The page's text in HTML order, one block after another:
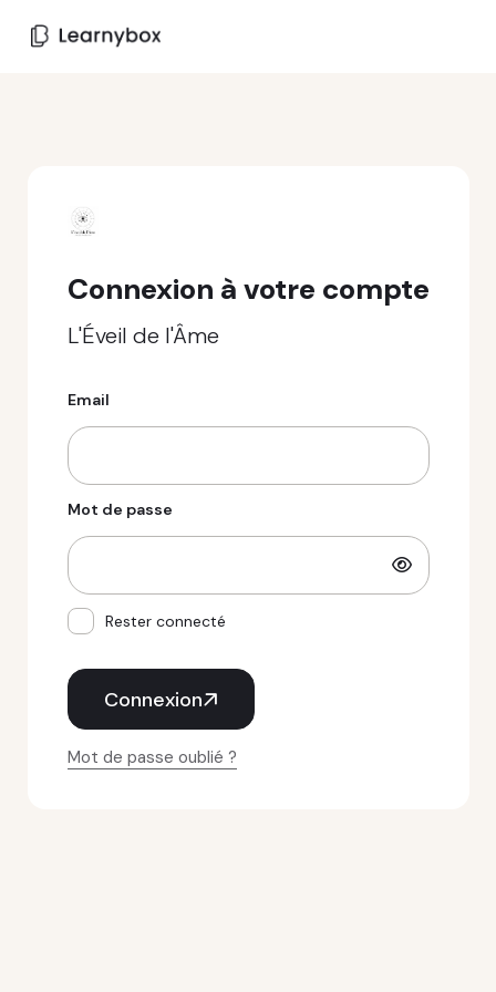
Connexion à votre compte
L'Éveil de l'Âme
Email
Mot de passe
Rester connecté
Connexion
Mot de passe oublié ?